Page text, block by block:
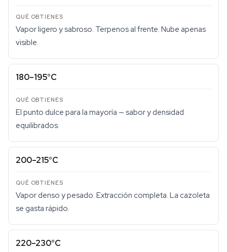
Vapor ligero y sabroso. Terpenos al frente. Nube apenas
visible.
180–195°C
El punto dulce para la mayoría — sabor y densidad
equilibrados.
200–215°C
Vapor denso y pesado. Extracción completa. La cazoleta
se gasta rápido.
220–230°C